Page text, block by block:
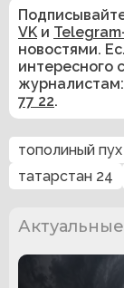
VK и
новостями.
интересного
журналистам:
77 22.
тополиный пух
татарстан 24